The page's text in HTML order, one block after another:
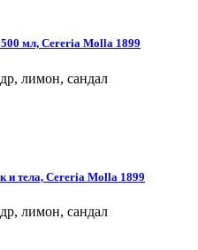
мл, Cereria Molla 1899
лимон, сандал
и тела, Cereria Molla 1899
лимон, сандал